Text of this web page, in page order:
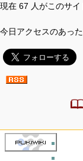
現在 67 人がこのサ
今日アクセスのあっ